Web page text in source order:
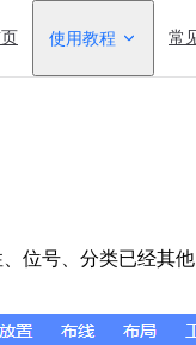
Navigation
使用教程 常
位号、分类已经其他